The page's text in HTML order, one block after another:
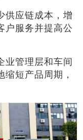
供应链成本，增
户服务并提高公
业管理层和车间
短产品周期，